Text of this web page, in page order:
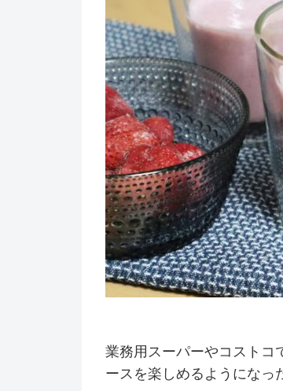
業務用スーパーやコストコ
ースを楽しめるようになっ